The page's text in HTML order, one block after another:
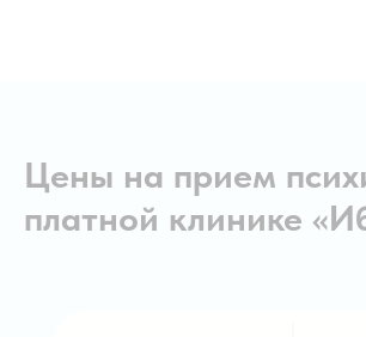
Цены на прием
платной клинике